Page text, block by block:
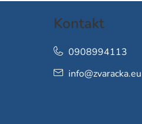
Kontakt
info@zvaracka.eu
0908994113